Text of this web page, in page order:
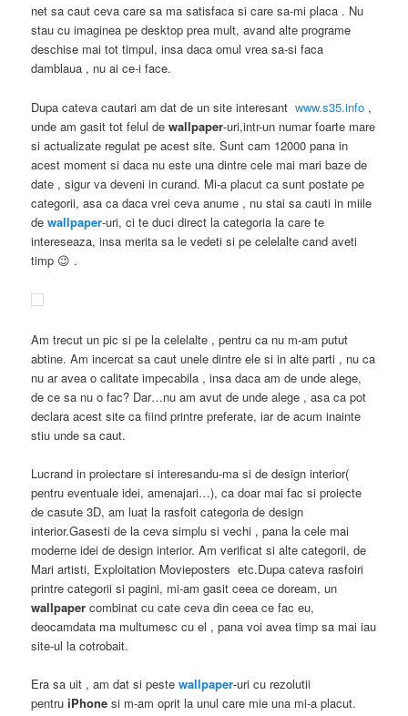
net sa caut ceva care sa ma satisfaca si care sa-mi placa . Nu
stau cu imaginea pe desktop prea mult, avand alte programe
deschise mai tot timpul, insa daca omul vrea sa-si faca
damblaua , nu ai ce-i face.
Dupa cateva cautari am dat de un site interesant www.s35.info ,
unde am gasit tot felul dewallpaper-uri,intr-un numar foarte mare
si actualizate regulat pe acest site. Sunt cam 12000 pana in
acest moment si daca nu este una dintre cele mai mari baze de
date , sigur va deveni in curand. Mi-a placut ca sunt postate pe
categorii, asa ca daca vrei ceva anume , nu stai sa cauti in miile
dewallpaper-uri, ci te duci direct la categoria la care te
intereseaza, insa merita sa le vedeti si pe celelalte cand aveti
timp 😉 .
Am trecut un pic si pe la celelalte , pentru ca nu m-am putut
abtine. Am incercat sa caut unele dintre ele si in alte parti , nu ca
nu ar avea o calitate impecabila , insa daca am de unde alege,
de ce sa nu o fac? Dar…nu am avut de unde alege , asa ca pot
declara acest site ca fiind printre preferate, iar de acum inainte
stiu unde sa caut.
Lucrand in proiectare si interesandu-ma si de design interior(
pentru eventuale idei, amenajari…), ca doar mai fac si proiecte
de casute 3D, am luat la rasfoit categoria de design
interior.Gasesti de la ceva simplu si vechi , pana la cele mai
moderne idei de design interior. Am verificat si alte categorii, de
Mari artisti, Exploitation Movieposters etc.Dupa cateva rasfoiri
printre categorii si pagini, mi-am gasit ceea ce doream, un
wallpaper combinat cu cate ceva din ceea ce fac eu,
deocamdata ma multumesc cu el , pana voi avea timp sa mai iau
site-ul la cotrobait.
Era sa uit , am dat si pestewallpaper-uri cu rezolutii
pentruiPhonesi m-am oprit la unul care mie una mi-a placut.